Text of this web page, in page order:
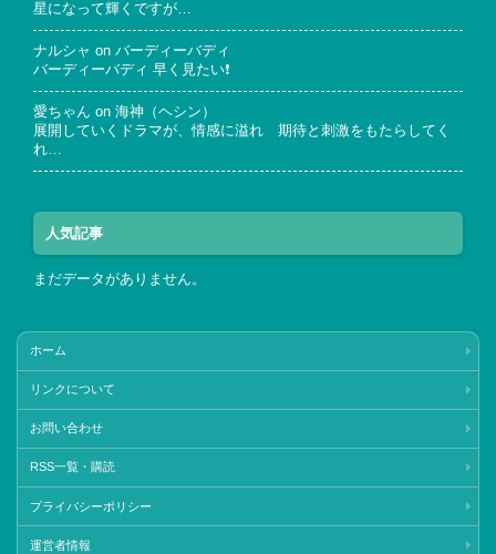
星になって輝くですが…
ナルシャ on バーディーバディ
バーディーバディ 早く見たい❗
愛ちゃん on 海神（ヘシン）
展開していくドラマが、情感に溢れ 期待と刺激をもたらしてく
れ…
人気記事
まだデータがありません。
ホーム
リンクについて
お問い合わせ
RSS一覧・購読
プライバシーポリシー
運営者情報